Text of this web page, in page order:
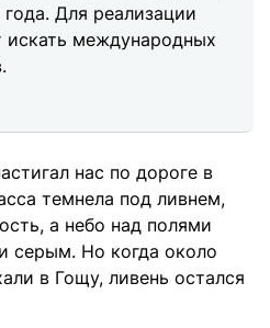
Для реализации
международных
нас по дороге в
темнела под ливнем,
а небо над полями
серым. Но когда около
в Гощу, ливень остался